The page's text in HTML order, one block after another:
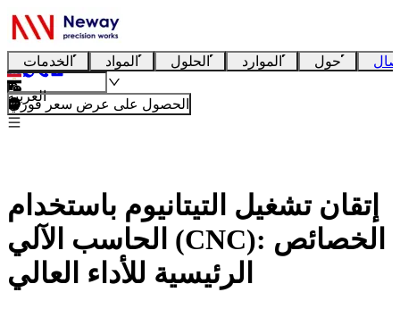
الخدمات المواد الحلول الموارد حول
العربية
الحصول على عرض سعر فوري
إتقان تشغيل التيتانيوم باستخدام
الحاسب الآلي (CNC): الخصائص
الرئيسية للأداء العالي